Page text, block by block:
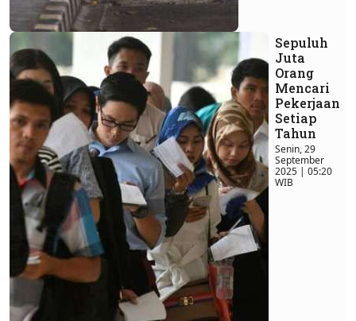
Sepuluh
Juta
Orang
Mencari
Pekerjaan
Setiap
Tahun
Senin, 29
September
2025 | 05:20
WIB